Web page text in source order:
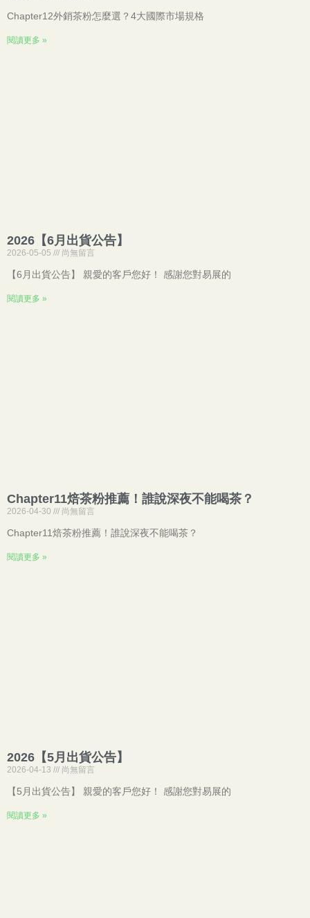
Chapter12外銷茶粉怎麼選？4大國際市場規格
閱讀更多 »
2026【6月出貨公告】
2026-05-05 尚無留言
【6月出貨公告】 親愛的客戶您好！ 感謝您對易展的
閱讀更多 »
Chapter11焙茶粉推薦！誰說深夜不能喝茶？
2026-04-30 尚無留言
Chapter11焙茶粉推薦！誰說深夜不能喝茶？
閱讀更多 »
2026【5月出貨公告】
2026-04-13 尚無留言
【5月出貨公告】 親愛的客戶您好！ 感謝您對易展的
閱讀更多 »